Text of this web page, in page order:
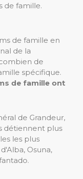
de famille.
de famille en
de la
de
spécifique.
de famille ont
de Grandeur,
détiennent plus
les plus
Osuna,